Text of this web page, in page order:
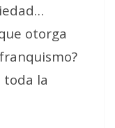
otorga
toda la